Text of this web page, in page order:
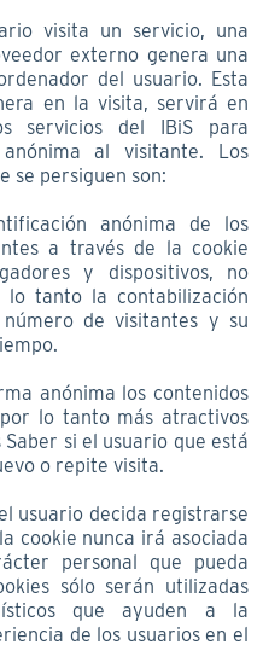
visita un servicio, una
externo genera una
del usuario. Esta
en la visita, servirá en
servicios del IBiS para
al visitante. Los
se persiguen son:
anónima de los
a través de la cookie
y dispositivos, no
lo tanto la contabilización
de visitantes y su
anónima los contenidos
lo tanto más atractivos
si el usuario que está
o repite visita.
usuario decida registrarse
cookie nunca irá asociada
personal que pueda
sólo serán utilizadas
que ayuden a la
de los usuarios en el